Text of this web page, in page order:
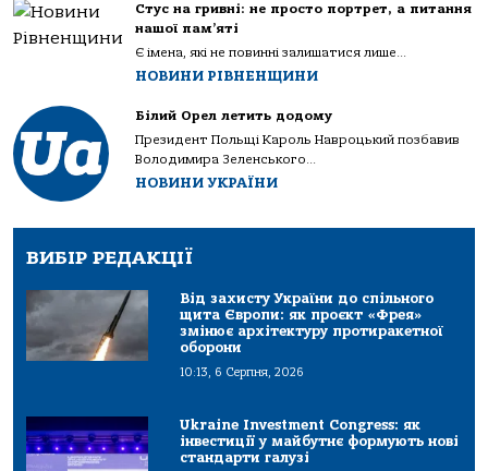
Стус на гривні: не просто портрет, а питання
нашої пам’яті
Є імена, які не повинні залишатися лише...
НОВИНИ РІВНЕНЩИНИ
Білий Орел летить додому
Президент Польщі Кароль Навроцький позбавив
Володимира Зеленського...
НОВИНИ УКРАЇНИ
ВИБІР РЕДАКЦІЇ
Від захисту України до спільного
щита Європи: як проєкт «Фрея»
змінює архітектуру протиракетної
оборони
10:13, 6 Серпня, 2026
Ukraine Investment Congress: як
інвестиції у майбутнє формують нові
стандарти галузі